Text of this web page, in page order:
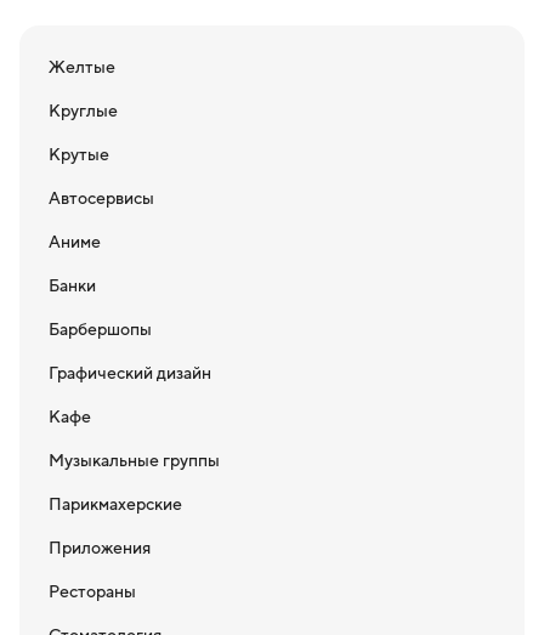
Желтые
Круглые
Крутые
Автосервисы
Аниме
Банки
Барбершопы
Графический дизайн
Кафе
Музыкальные группы
Парикмахерские
Приложения
Рестораны